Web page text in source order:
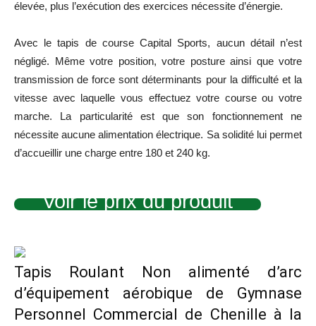
élevée, plus l’exécution des exercices nécessite d’énergie.
Avec le tapis de course Capital Sports, aucun détail n’est
négligé. Même votre position, votre posture ainsi que votre
transmission de force sont déterminants pour la difficulté et la
vitesse avec laquelle vous effectuez votre course ou votre
marche. La particularité est que son fonctionnement ne
nécessite aucune alimentation électrique. Sa solidité lui permet
d’accueillir une charge entre 180 et 240 kg.
Voir le prix du produit
Tapis Roulant Non alimenté d’arc
d’équipement aérobique de Gymnase
Personnel Commercial de Chenille à la